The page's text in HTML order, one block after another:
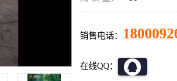
销售电话：
在线QQ：